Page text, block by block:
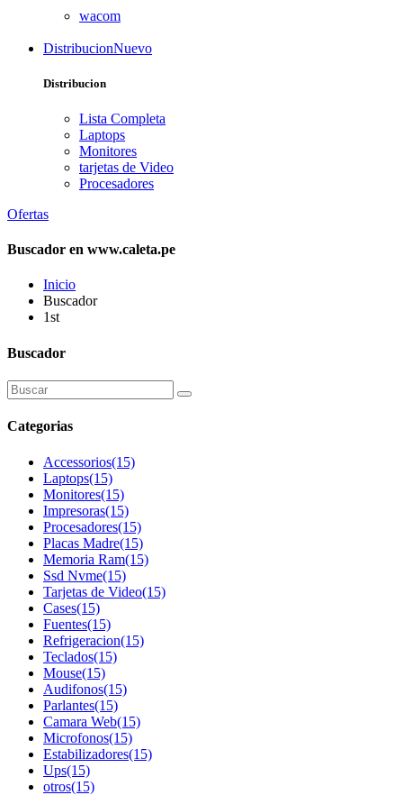
wacom
DistribucionNuevo
Distribucion
Lista Completa
Laptops
Monitores
tarjetas de Video
Procesadores
Ofertas
Buscador en www.caleta.pe
Inicio
Buscador
1st
Buscador
Categorias
Accessorios(15)
Laptops(15)
Monitores(15)
Impresoras(15)
Procesadores(15)
Placas Madre(15)
Memoria Ram(15)
Ssd Nvme(15)
Tarjetas de Video(15)
Cases(15)
Fuentes(15)
Refrigeracion(15)
Teclados(15)
Mouse(15)
Audifonos(15)
Parlantes(15)
Camara Web(15)
Microfonos(15)
Estabilizadores(15)
Ups(15)
otros(15)